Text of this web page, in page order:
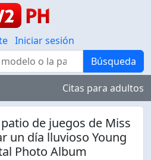
Iniciar sesión
Búsqueda
Citas para adultos
patio de juegos de Miss
un día lluvioso Young
Photo Album